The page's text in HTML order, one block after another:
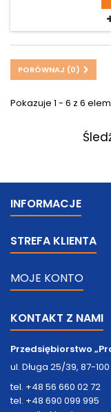
PORÓWNAJ (0)
Pokazuje 1 - 6 z 6
INFORMACJE
STREFA KLIENTA
MOJE KONTO
KONTAKT Z NAMI
Przedsiębiorstwo
ul. Długa 25/39, 87-
tel. +48 56 660 02 72
tel. +48 690 099 995